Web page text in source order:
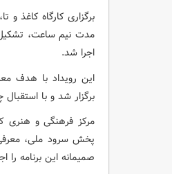
برگزاری کارگاه کاغذ
مدت نیم ساعت، تشکیل
اجرا شد.
این رویداد با هدف
برگزار شد و با
پخش سرود ملی،
صمیمانه این برنامه را